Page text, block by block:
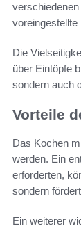
Die
über Eintöpfe
sondern auch
Vorteile
Das Kochen
werden. Ein
erforderten,
sondern
Ein weiterer